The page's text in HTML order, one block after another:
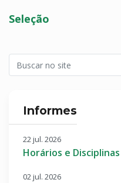
Seleção
Informes
22 jul. 2026
Horários e
02 jul. 2026